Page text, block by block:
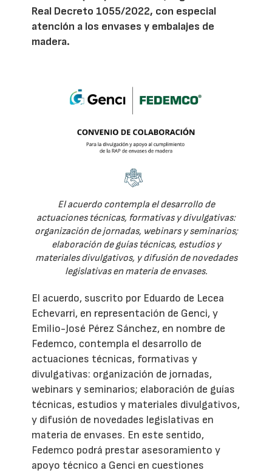
Real Decreto 1055/2022, con especial
atención a los envases y embalajes de
madera.
El acuerdo contempla el desarrollo de
actuaciones técnicas, formativas y divulgativas:
organización de jornadas, webinars y seminarios;
elaboración de guías técnicas, estudios y
materiales divulgativos, y difusión de novedades
legislativas en materia de envases.
El acuerdo, suscrito por Eduardo de Lecea
Echevarri, en representación de Genci, y
Emilio-José Pérez Sánchez, en nombre de
Fedemco, contempla el desarrollo de
actuaciones técnicas, formativas y
divulgativas: organización de jornadas,
webinars y seminarios; elaboración de guías
técnicas, estudios y materiales divulgativos,
y difusión de novedades legislativas en
materia de envases. En este sentido,
Fedemco podrá prestar asesoramiento y
apoyo técnico a Genci en cuestiones